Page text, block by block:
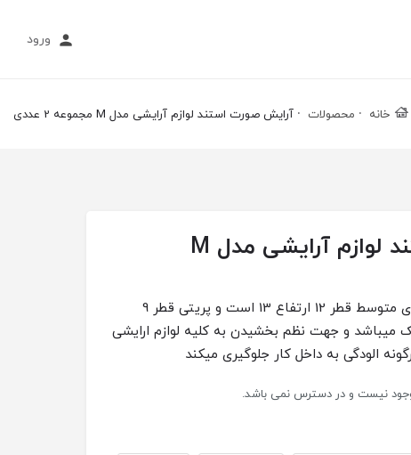
ورود
خانه محصولات آرایش صورت استند لوازم آرایشی مدل M مجموعه 2 عددی
آرایش صورت استند لوازم آرایشی مدل M
ترکیب دو محصول کاربردی کدی متوسط قطر 12 ارتفاع 13 است و پریتی قطر 9
میباشد و جهت نظم بخشیدن به کلیه لوازم ارایشی
الودگی به داخل کار جلوگیری میکند
نیست و در دسترس نمی باشد.